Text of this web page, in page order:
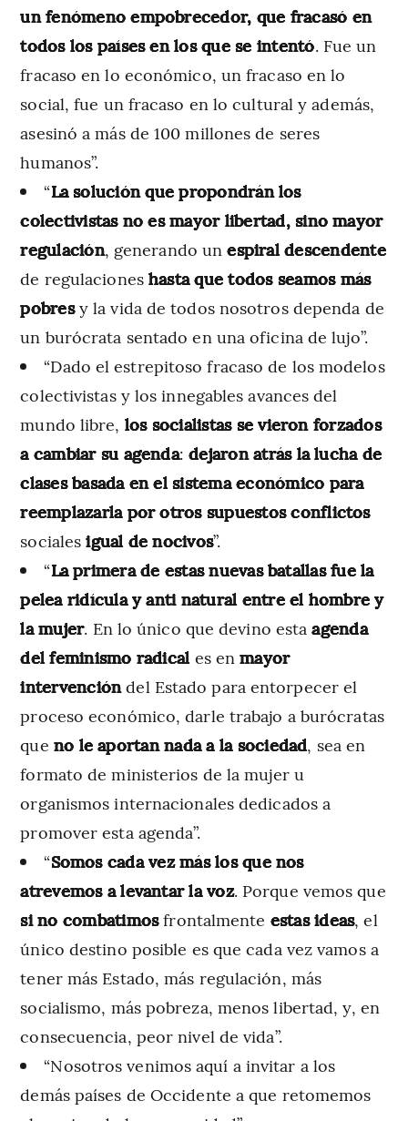
un fenómeno empobrecedor, que fracasó en
todos los países en los que se intentó. Fue un
fracaso en lo económico, un fracaso en lo
social, fue un fracaso en lo cultural y además,
asesinó a más de 100 millones de seres
humanos”.
“La solución que propondrán los
colectivistas no es mayor libertad, sino mayor
regulación, generando unespiral descendente
de regulaciones hasta que todos seamos más
pobresy la vida de todos nosotros dependa de
un burócrata sentado en una oficina de lujo”.
“Dado el estrepitoso fracaso de los modelos
colectivistas y los innegables avances del
mundo libre, los socialistas se vieron forzados
a cambiar su agenda:dejaron atrás la lucha de
clases basada en el sistema económico para
reemplazarla por otros supuestos conflictos
socialesigual de nocivos”.
“La primera de estas nuevas batallas fue la
pelea ridícula y anti natural entre el hombre y
la mujer. En lo único que devino esta agenda
del feminismo radical es enmayor
intervencióndel Estado para entorpecer el
proceso económico, darle trabajo a burócratas
que no le aportan nada a la sociedad, sea en
formato de ministerios de la mujer u
organismos internacionales dedicados a
promover esta agenda”.
“Somos cada vez más los que nos
atrevemos a levantar la voz. Porque vemos que
si no combatimosfrontalmente estas ideas, el
único destino posible es que cada vez vamos a
tener más Estado, más regulación, más
socialismo, más pobreza, menos libertad, y, en
consecuencia, peor nivel de vida”.
“Nosotros venimos aquí a invitar a los
demás países de Occidente a que retomemos